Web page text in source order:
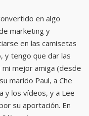
en algo
marketing y
en las camisetas
y tengo que dar las
mejor amiga (desde
marido Paul, a Che
y los vídeos, y a Lee
su aportación. En